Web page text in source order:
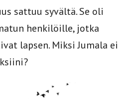
sattuu syvältä. Se oli
henkilöille, jotka
lapsen. Miksi Jumala ei